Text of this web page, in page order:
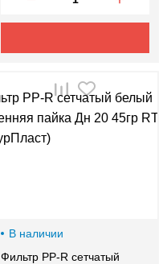
В наличии
Фильтр PP-R сетчатый